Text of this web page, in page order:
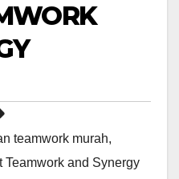
teamwork murah,
Teamwork and Synergy